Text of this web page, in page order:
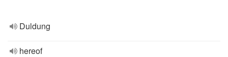
Duldung
hereof